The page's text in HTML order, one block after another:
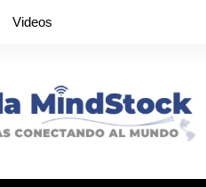
Videos